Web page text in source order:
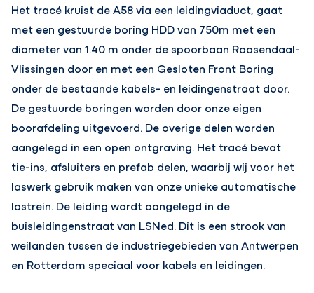
Het tracé kruist de A58 via een leidingviaduct, gaat
met een gestuurde boring HDD van 750m met een
diameter van 1.40 m onder de spoorbaan Roosendaal-
Vlissingen door en met een Gesloten Front Boring
onder de bestaande kabels- en leidingenstraat door.
De gestuurde boringen worden door onze eigen
boorafdeling uitgevoerd. De overige delen worden
aangelegd in een open ontgraving. Het tracé bevat
tie-ins, afsluiters en prefab delen, waarbij wij voor het
laswerk gebruik maken van onze unieke automatische
lastrein. De leiding wordt aangelegd in de
buisleidingenstraat van LSNed. Dit is een strook van
weilanden tussen de industriegebieden van Antwerpen
en Rotterdam speciaal voor kabels en leidingen.